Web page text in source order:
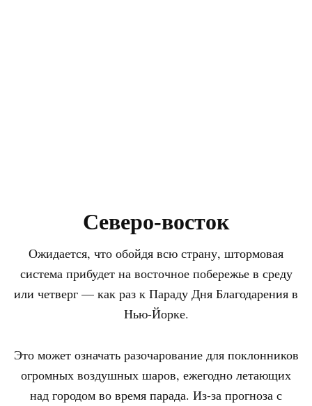
Северо-восток
Ожидается, что обойдя всю страну, штормовая
система прибудет на восточное побережье в среду
или четверг — как раз к Параду Дня Благодарения в
Нью-Йорке.
Это может означать разочарование для поклонников
огромных воздушных шаров, ежегодно летающих
над городом во время парада. Из-за прогноза с